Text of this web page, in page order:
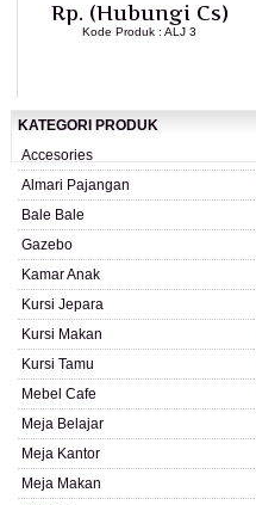
Rp. (Hubungi Cs)
Kode Produk : ALJ 3
KATEGORI PRODUK
Accesories
Almari Pajangan
Bale Bale
Gazebo
Kamar Anak
Kursi Jepara
Kursi Makan
Kursi Tamu
Mebel Cafe
Meja Belajar
Meja Kantor
Meja Makan